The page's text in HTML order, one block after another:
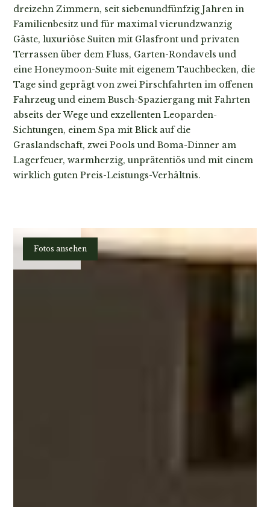
dreizehn Zimmern, seit siebenundfünfzig Jahren in
Familienbesitz und für maximal vierundzwanzig
Gäste, luxuriöse Suiten mit Glasfront und privaten
Terrassen über dem Fluss, Garten-Rondavels und
eine Honeymoon-Suite mit eigenem Tauchbecken, die
Tage sind geprägt von zwei Pirschfahrten im offenen
Fahrzeug und einem Busch-Spaziergang mit Fahrten
abseits der Wege und exzellenten Leoparden-
Sichtungen, einem Spa mit Blick auf die
Graslandschaft, zwei Pools und Boma-Dinner am
Lagerfeuer, warmherzig, unprätentiös und mit einem
wirklich guten Preis-Leistungs-Verhältnis.
Planen
Fotos ansehen